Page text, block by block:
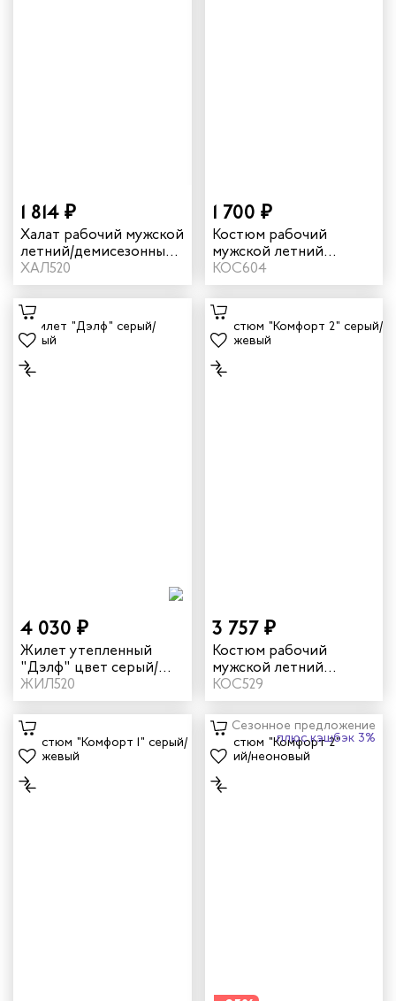
1 814 ₽
Халат рабочий мужской
летний/демисезонный
"Страйк" цвет темно-
синий/василек
ХАЛ520
1 700 ₽
Костюм рабочий
мужской летний
"Страйк 2" цвет серый/
красный
КОС604
4 030 ₽
Жилет утепленный
"Дэлф" цвет серый/
черный
ЖИЛ520
3 757 ₽
Костюм рабочий
мужской летний
"Комфорт 2" серый/
оранжевый
КОС529
Сезонное предложение
плюс кэшбэк 3%